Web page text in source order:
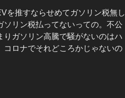
を推すならせめてガソリン税無し
リン税払ってないっての。不公
ガソリン高騰で騒がないのはハ
コロナでそれどころかじゃないの